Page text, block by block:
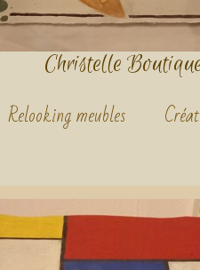
Christelle
Relooking meubles